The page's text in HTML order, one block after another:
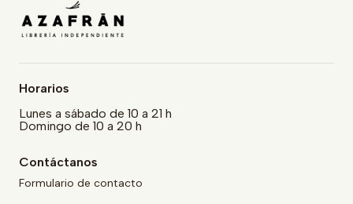
Horarios
Lunes a sábado de 10 a 21 h
Domingo de 10 a 20 h
Contáctanos
Formulario de contacto